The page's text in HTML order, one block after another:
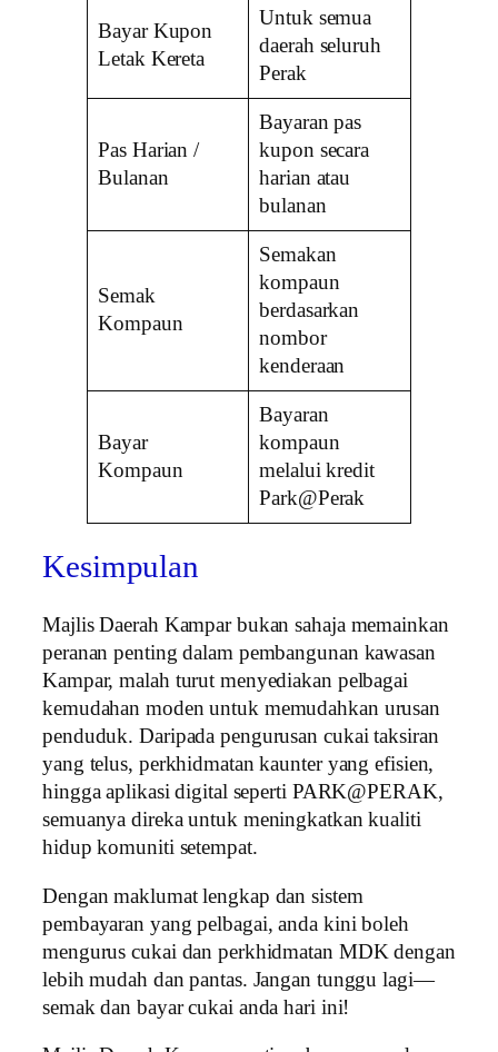
Bayar Kupon
Letak Kereta
Untuk semua
daerah seluruh
Perak
Pas Harian /
Bulanan
Bayaran pas
kupon secara
harian atau
bulanan
Semak
Kompaun
Semakan
kompaun
berdasarkan
nombor
kenderaan
Bayar
Kompaun
Bayaran
kompaun
melalui kredit
Park@Perak
Kesimpulan
Majlis Daerah Kampar bukan sahaja memainkan
peranan penting dalam pembangunan kawasan
Kampar, malah turut menyediakan pelbagai
kemudahan moden untuk memudahkan urusan
penduduk. Daripada pengurusan cukai taksiran
yang telus, perkhidmatan kaunter yang efisien,
hingga aplikasi digital seperti PARK@PERAK,
semuanya direka untuk meningkatkan kualiti
hidup komuniti setempat.
Dengan maklumat lengkap dan sistem
pembayaran yang pelbagai, anda kini boleh
mengurus cukai dan perkhidmatan MDK dengan
lebih mudah dan pantas. Jangan tunggu lagi—
semak dan bayar cukai anda hari ini!